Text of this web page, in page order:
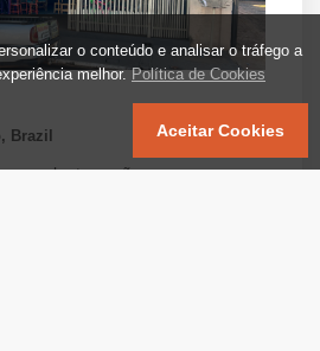
Brazil
A Baiano Móveis é uma excelente opção para quem procura móveis usados de qualidade, com bom estado de conservação e preços acessíveis em Aparecida do Taboado. Localizada na Avenida São Cristóvão, 1846e com atendimento atencioso e opções que atendem diversos estilos e necessidades, a Baiano Móveis se destaca como referência na compra e venda de móveis usados na cidade.
o conteúdo e analisar o tráfego a
melhor.Política de Cookies
Aceitar Cookies